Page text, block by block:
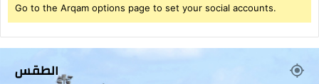
م
ة
Go to the Arqam options page to set your social accounts.
الطقس